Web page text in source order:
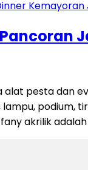
alat pesta dan
podium,
akrilik